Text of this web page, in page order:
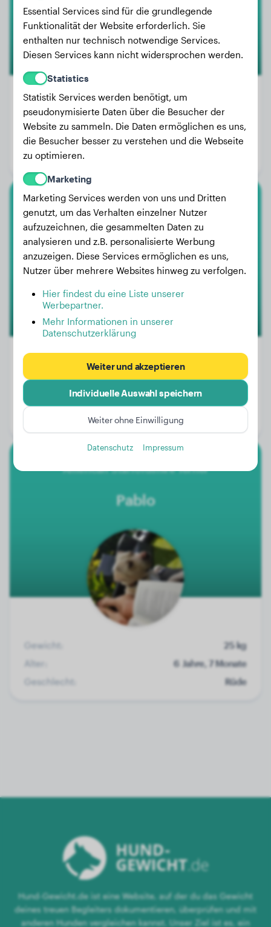
Gewicht:
6 kg
Alter:
2 Jahre
Geschlecht:
Weißer Schweizer Schäferhund
Enzo
Gewicht:
7 kg
Alter:
3 Jahre, 6 Monate
American Staffordshire Terrier
Pablo
Gewicht:
25 kg
Alter:
6 Jahre, 7 Monate
Geschlecht:
Rüde
Hund-Gewicht.de ist eine Website, auf der du das Gewicht
deines treuen Begleiters dokumentieren, überprüfen und mit
anderen Hunden vergleichen kannst. Unser Ziel ist es, ein
Essential Services sind für die grundlegende
Funktionalität der Website erforderlich. Sie
enthalten nur technisch notwendige Services.
Diesen Services kann nicht widersprochen werden.
Statistics
Statistik Services werden benötigt, um
pseudonymisierte Daten über die Besucher der
Website zu sammeln. Die Daten ermöglichen es uns,
die Besucher besser zu verstehen und die Webseite
zu optimieren.
Marketing
Marketing Services werden von uns und Dritten
genutzt, um das Verhalten einzelner Nutzer
aufzuzeichnen, die gesammelten Daten zu
analysieren und z.B. personalisierte Werbung
anzuzeigen. Diese Services ermöglichen es uns,
Nutzer über mehrere Websites hinweg zu verfolgen.
Hier findest du eine Liste unserer
Werbepartner.
Mehr Informationen in unserer
Datenschutzerklärung
Weiter und akzeptieren
Individuelle Auswahl speichern
Weiter ohne Einwilligung
Datenschutz Impressum